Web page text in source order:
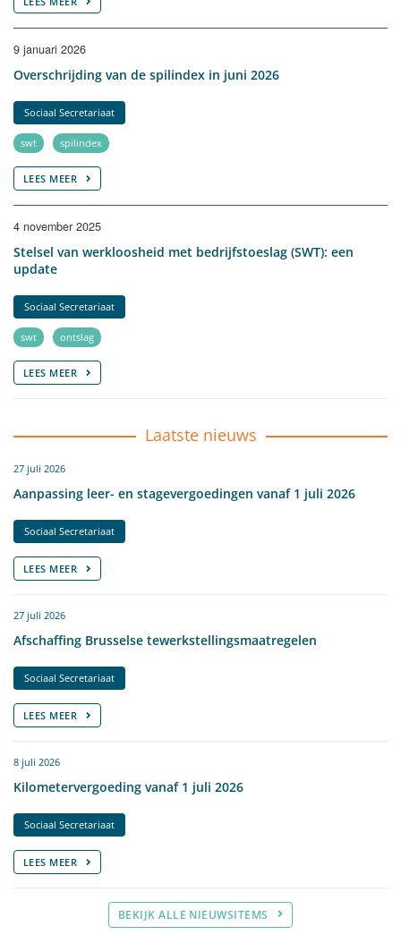
9 januari 2026
Overschrijding van de spilindex in juni 2026
Sociaal Secretariaat
swt spilindex
LEES MEER
4 november 2025
Stelsel van werkloosheid met bedrijfstoeslag (SWT): een
update
Sociaal Secretariaat
swt ontslag
LEES MEER
Laatste nieuws
27 juli 2026
Aanpassing leer- en stagevergoedingen vanaf 1 juli 2026
Sociaal Secretariaat
LEES MEER
27 juli 2026
Afschaffing Brusselse tewerkstellingsmaatregelen
Sociaal Secretariaat
LEES MEER
8 juli 2026
Kilometervergoeding vanaf 1 juli 2026
Sociaal Secretariaat
LEES MEER
BEKIJK ALLE NIEUWSITEMS